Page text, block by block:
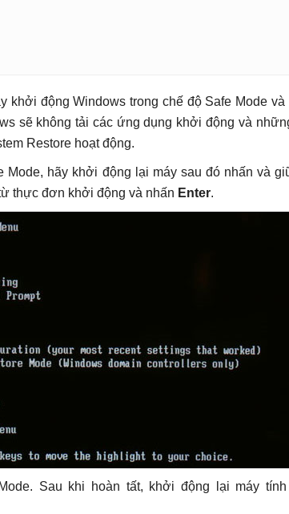
khởi động Windows trong chế độ Safe Mode và
sẽ không tải các ứng dụng khởi động và
Restore hoạt động.
hãy khởi động lại máy sau đó nhấn và
thực đơn khởi động và nhấn Enter.
Sau khi hoàn tất, khởi động lại máy